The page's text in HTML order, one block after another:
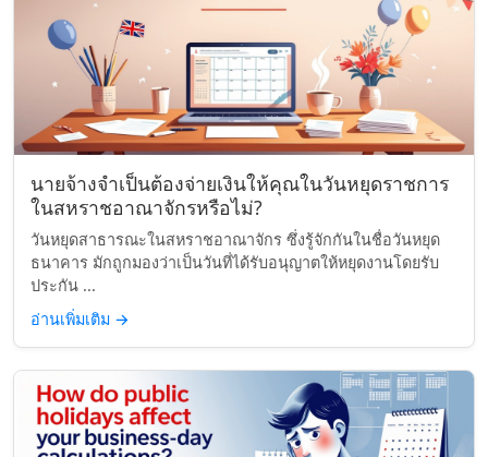
นายจ้างจำเป็นต้องจ่ายเงินให้คุณในวันหยุดราชการ
ในสหราชอาณาจักรหรือไม่?
วันหยุดสาธารณะในสหราชอาณาจักร ซึ่งรู้จักกันในชื่อวันหยุด
ธนาคาร มักถูกมองว่าเป็นวันที่ได้รับอนุญาตให้หยุดงานโดยรับ
ประกัน ...
อ่านเพิ่มเติม →